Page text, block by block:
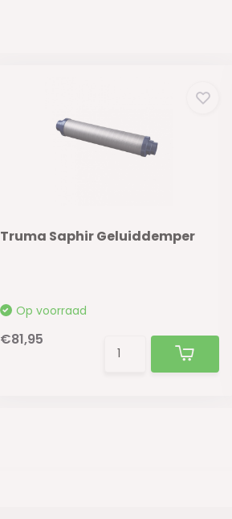
Truma Saphir Geluiddemper
Op voorraad
€81,95